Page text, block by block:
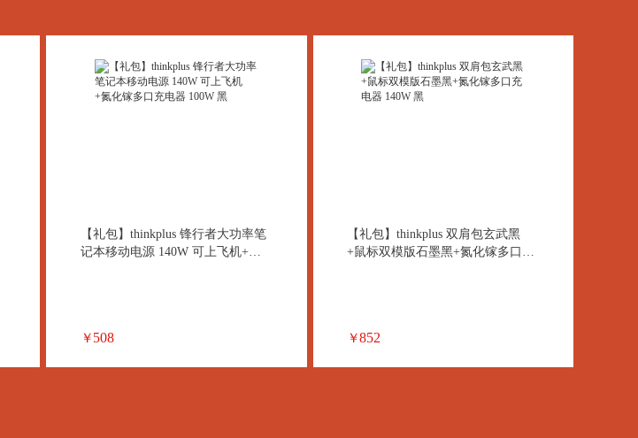
【礼包】thinkplus 锋行者大功率笔
记本移动电源 140W 可上飞机+氮
￥508
【礼包】thinkplus 双肩包玄武黑
+鼠标双模版石墨黑+氮化镓多口充
￥852